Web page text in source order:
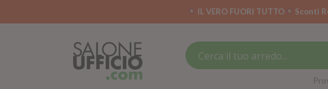
IL VERO FUORI TUTTO Sconti